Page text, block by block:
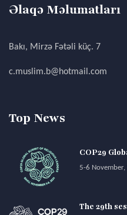
Əlaqə Məlumatları
Bakı, Mirzə Fətəli küç. 7
c.muslim.b@hotmail.com
Top News
COP29
5-6
The 29th